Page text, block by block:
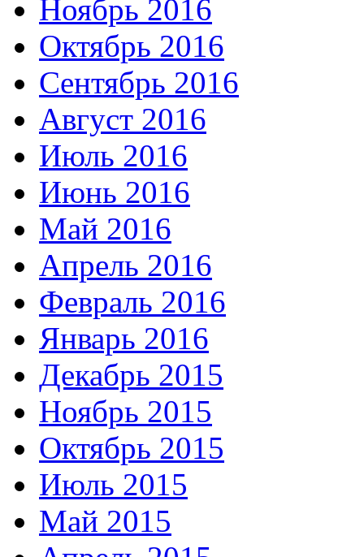
Ноябрь 2016
Октябрь 2016
Сентябрь 2016
Август 2016
Июль 2016
Июнь 2016
Май 2016
Апрель 2016
Февраль 2016
Январь 2016
Декабрь 2015
Ноябрь 2015
Октябрь 2015
Июль 2015
Май 2015